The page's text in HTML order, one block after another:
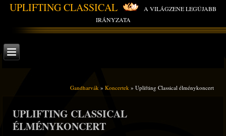
UPLIFTING CLASSICAL
A VILÁGZENE LEGÚJABB
IRÁNYZATA
Gandharvák » Koncertek » Uplifting Classical élménykoncert
UPLIFTING CLASSICAL
ÉLMÉNYKONCERT